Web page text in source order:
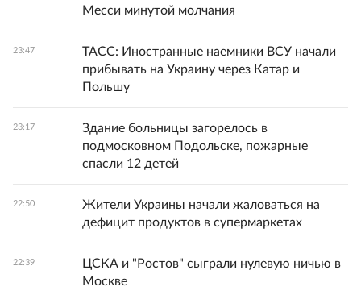
Месси минутой молчания
23:47
ТАСС: Иностранные наемники ВСУ начали
прибывать на Украину через Катар и
Польшу
23:17
Здание больницы загорелось в
подмосковном Подольске, пожарные
спасли 12 детей
22:50
Жители Украины начали жаловаться на
дефицит продуктов в супермаркетах
22:39
ЦСКА и "Ростов" сыграли нулевую ничью в
Москве